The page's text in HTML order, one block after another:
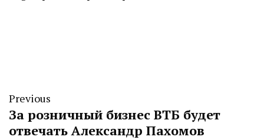
Previous
За розничный бизнес ВТБ будет
отвечать Александр Пахомов